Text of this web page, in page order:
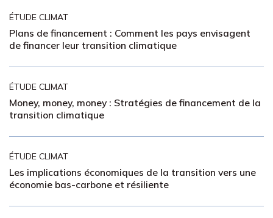
ÉTUDE CLIMAT
Plans de financement : Comment les pays envisagent
de financer leur transition climatique
ÉTUDE CLIMAT
Money, money, money : Stratégies de financement de la
transition climatique
ÉTUDE CLIMAT
Les implications économiques de la transition vers une
économie bas-carbone et résiliente